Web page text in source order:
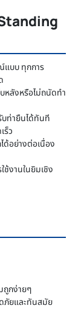
แบบ ทุกการ
หลังหรือไม่ถนัดทำ
บท่ายืนได้ทันที
ร็ว
ด้อย่างต่อเนื่อง
ช้งานในยิมเชิง
ถูกง่ายๆ
ภัยและทันสมัย